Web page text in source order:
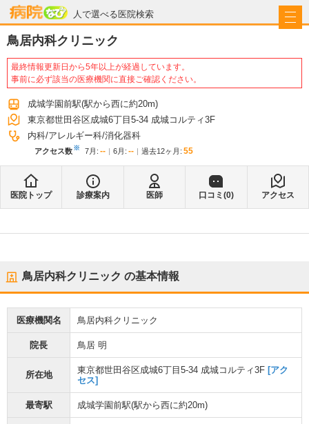
人で選べる医院検索
病院なび
鳥居内科クリニック
最終情報更新日から5年以上が経過しています。
事前に必ず該当の医療機関に直接ご確認ください。
成城学園前駅(駅から西に約20m)
東京都世田谷区成城6丁目5-34 成城コルティ3F
内科 アレルギー科 消化器科
アクセス数※ 7月 : -- 6月 : -- 過去12ヶ月: 55
医院トップ 診療案内 医師 口コミ(0) アクセス
鳥居内科クリニック の基本情報
医療機関名 鳥居内科クリニック
院長 鳥居 明
所在地 東京都世田谷区成城6丁目5-34 成城コルティ3F [アク
セス]
最寄駅 成城学園前駅(駅から西に約20m)